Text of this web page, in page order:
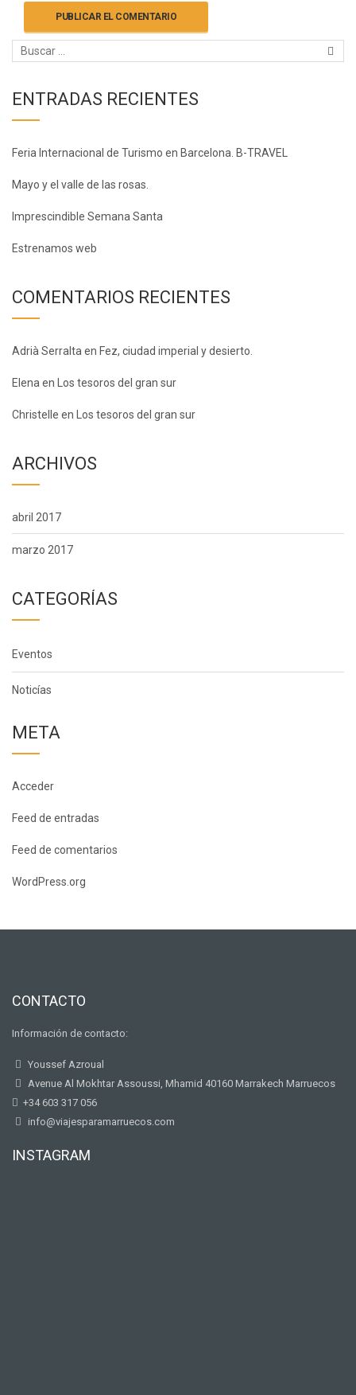
ENTRADAS RECIENTES
Feria Internacional de Turismo en Barcelona. B-TRAVEL
Mayo y el valle de las rosas.
Imprescindible Semana Santa
Estrenamos web
COMENTARIOS RECIENTES
Adrià Serralta en Fez, ciudad imperial y desierto.
Elena en Los tesoros del gran sur
Christelle en Los tesoros del gran sur
ARCHIVOS
abril 2017
marzo 2017
CATEGORÍAS
Eventos
Noticías
META
Acceder
Feed de entradas
Feed de comentarios
WordPress.org
CONTACTO
Información de contacto:
Youssef Azroual
Avenue Al Mokhtar Assoussi, Mhamid 40160 Marrakech Marruecos
+34 603 317 056
info@viajesparamarruecos.com
INSTAGRAM